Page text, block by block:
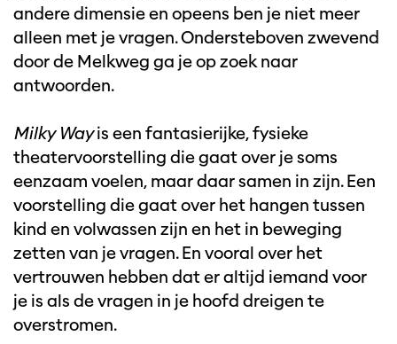
andere dimensie en opeens ben je niet meer
alleen met je vragen. Ondersteboven zwevend
door de Melkweg ga je op zoek naar
antwoorden.
Milky Wayis een fantasierijke, fysieke
theatervoorstelling die gaat over je soms
eenzaam voelen, maar daar samen in zijn. Een
voorstelling die gaat over het hangen tussen
kind en volwassen zijn en het in beweging
zetten van je vragen. En vooral over het
vertrouwen hebben dat er altijd iemand voor
je is als de vragen in je hoofd dreigen te
overstromen.